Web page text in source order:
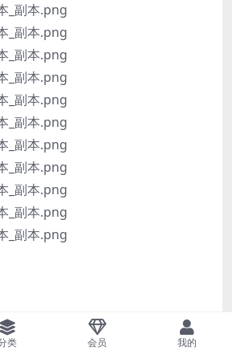
_副本.png
_副本.png
_副本.png
_副本.png
_副本.png
_副本.png
_副本.png
_副本.png
_副本.png
_副本.png
_副本.png
类 会员 我的